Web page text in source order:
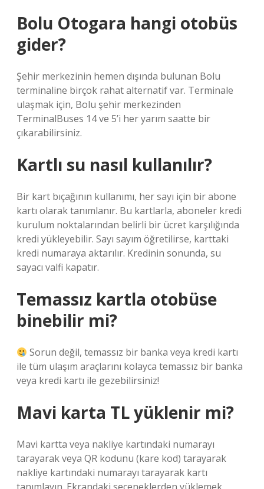
Bolu Otogara hangi otobüs
gider?
Şehir merkezinin hemen dışında bulunan Bolu
terminaline birçok rahat alternatif var. Terminale
ulaşmak için, Bolu şehir merkezinden
TerminalBuses 14 ve 5’i her yarım saatte bir
çıkarabilirsiniz.
Kartlı su nasıl kullanılır?
Bir kart bıçağının kullanımı, her sayı için bir abone
kartı olarak tanımlanır. Bu kartlarla, aboneler kredi
kurulum noktalarından belirli bir ücret karşılığında
kredi yükleyebilir. Sayı sayım öğretilirse, karttaki
kredi numaraya aktarılır. Kredinin sonunda, su
sayacı valfi kapatır.
Temassız kartla otobüse
binebilir mi?
Sorun değil, temassız bir banka veya kredi kartı
ile tüm ulaşım araçlarını kolayca temassız bir banka
veya kredi kartı ile gezebilirsiniz!
Mavi karta TL yüklenir mi?
Mavi kartta veya nakliye kartındaki numarayı
tarayarak veya QR kodunu (kare kod) tarayarak
nakliye kartındaki numarayı tarayarak kartı